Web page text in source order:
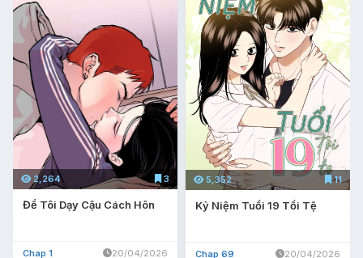
2,264 3
Để Tôi Dạy Cậu Cách Hôn
Chap 1 20/04/2026
5,352 11
Kỷ Niệm Tuổi 19 Tồi Tệ
Chap 69 20/04/2026